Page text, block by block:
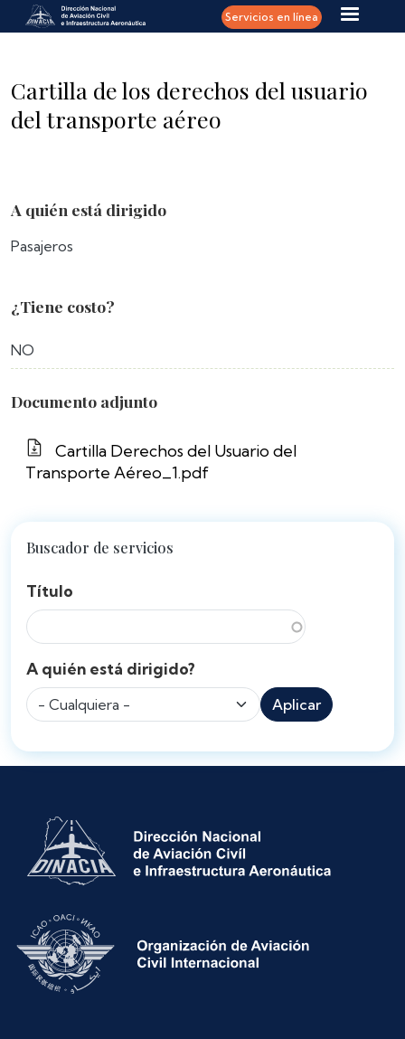
Pasar al contenido principal Servicios en línea
Cartilla de los derechos del usuario
del transporte aéreo
A quién está dirigido
Pasajeros
¿Tiene costo?
NO
Documento adjunto
Cartilla Derechos del Usuario del
Transporte Aéreo_1.pdf
Buscador de servicios
Título
A quién está dirigido?
Aplicar